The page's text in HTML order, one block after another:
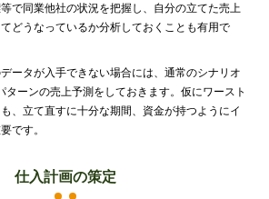
で同業他社の状況を把握し、自分の立てた売上
どうなっているか分析しておくことも有用で
ータが入手できない場合には、通常のシナリオ
ターンの売上予測をしておきます。仮にワースト
、立て直すに十分な期間、資金が持つようにイ
です。
仕入計画の策定